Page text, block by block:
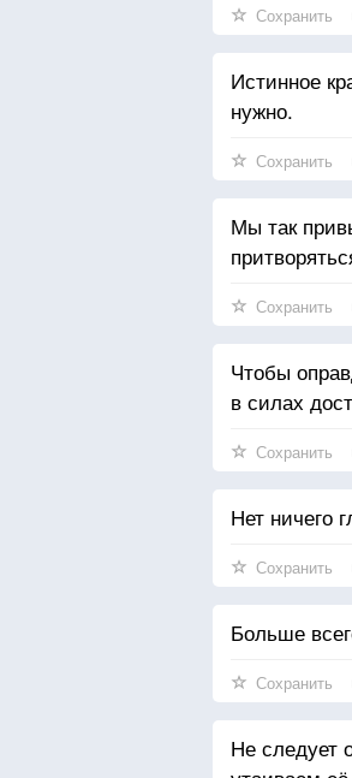
Сохранить
Истинное
нужно.
Сохранить
Мы так
Сохранить
Чтобы
в силах
Сохранить
Нет ничего
Сохранить
Больше
Сохранить
Не следует